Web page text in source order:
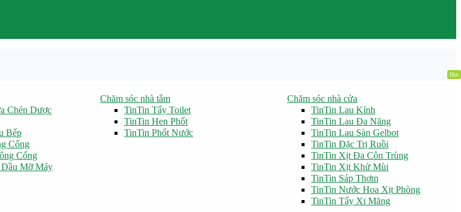
Hot
Chén Dược
Bếp
Cống
Cống
Mỡ Máy
Chăm sóc nhà tắm
TinTin Tẩy Toilet
TinTin Hen Phốt
TinTin Phốt Nước
Chăm sóc nhà cửa
TinTin Lau Kính
TinTin Lau Đa Năng
TinTin Lau Sàn Gelbot
TinTin Đặc Trị Ruồi
TinTin Xịt Đa Côn Trùng
TinTin Xịt Khử Mùi
TinTin Sáp Thơm
TinTin Nước Hoa Xịt Phòng
TinTin Tẩy Xi Măng